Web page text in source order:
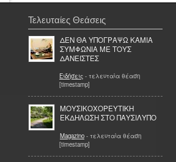
Τελευταίες Θεάσεις
ΔΕΝ ΘΑ ΥΠΟΓΡΑΨΩ ΚΑΜΙΑ
ΣΥΜΦΩΝΙΑ ΜΕ ΤΟΥΣ
ΔΑΝΕΙΣΤΕΣ
Ειδήσεις - τελευταία θέαση
[timestamp]
ΜΟΥΣΙΚΟΧΟΡΕΥΤΙΚΗ
ΕΚΔΗΛΩΣΗ ΣΤΟ ΠΑΥΣΙΛΥΠΟ
Magazino - τελευταία θέαση
[timestamp]